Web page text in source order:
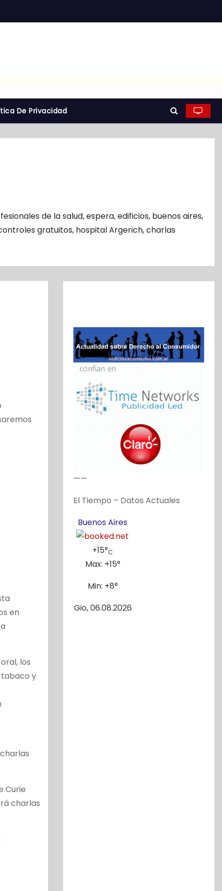
De Privacidad
de la salud,espera,edificios, buenos aires,
gratuitos, hospital Argerich,charlas
en
los
tabaco y
Curie
charlas
——
El Tiempo – Datos Actuales
Buenos Aires
+15°C
Max: +15°
Min: +8°
Gio, 06.08.2026